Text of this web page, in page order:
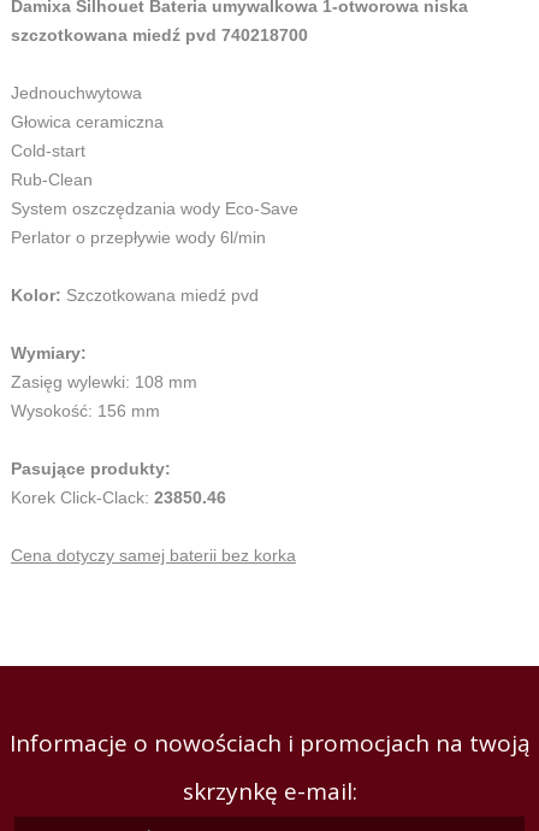
Damixa Silhouet Bateria umywalkowa 1-otworowa niska
szczotkowana miedź pvd 740218700
Jednouchwytowa
Głowica ceramiczna
Cold-start
Rub-Clean
System oszczędzania wody Eco-Save
Perlator o przepływie wody 6l/min
Kolor: Szczotkowana miedź pvd
Wymiary:
Zasięg wylewki: 108 mm
Wysokość: 156 mm
Pasujące produkty:
Korek Click-Clack: 23850.46
Cena dotyczy samej baterii bez korka
Informacje o nowościach i promocjach na twoją
skrzynkę e-mail: